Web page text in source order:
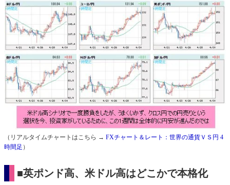
（リアルタイムチャートはこちら → FXチャート＆レート：世界の通貨ＶＳ円 4
時間足 ）
■英ポンド高、米ドル高はどこかで本格化